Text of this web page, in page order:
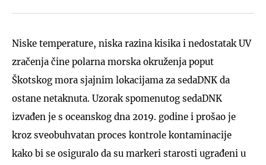
Niske temperature, niska razina kisika i nedostatak UV
zračenja čine polarna morska okruženja poput
Škotskog mora sjajnim lokacijama za sedaDNK da
ostane netaknuta. Uzorak spomenutog sedaDNK
izvađen je s oceanskog dna 2019. godine i prošao je
kroz sveobuhvatan proces kontrole kontaminacije
kako bi se osiguralo da su markeri starosti ugrađeni u